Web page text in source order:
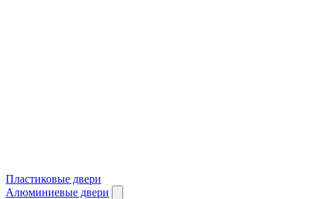
Пластиковые двери
Алюминиевые двери